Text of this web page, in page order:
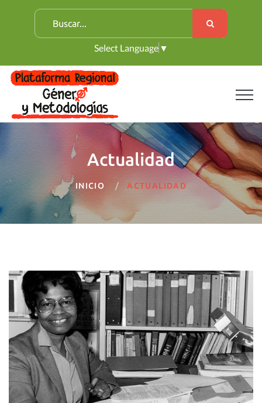
B
u
c
a
r
:
Select Language ▼
Actualidad
INICIO ACTUALIDAD